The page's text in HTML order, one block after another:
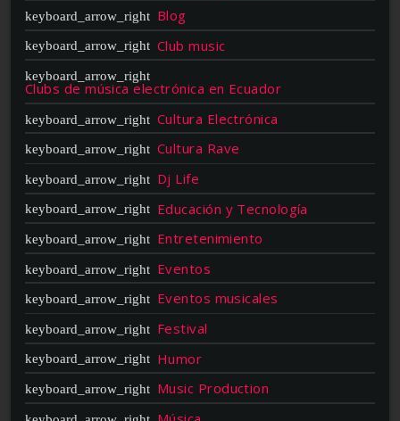
Blog
Club music
Clubs de música electrónica en Ecuador
Cultura Electrónica
Cultura Rave
Dj Life
Educación y Tecnología
Entretenimiento
Eventos
Eventos musicales
Festival
Humor
Music Production